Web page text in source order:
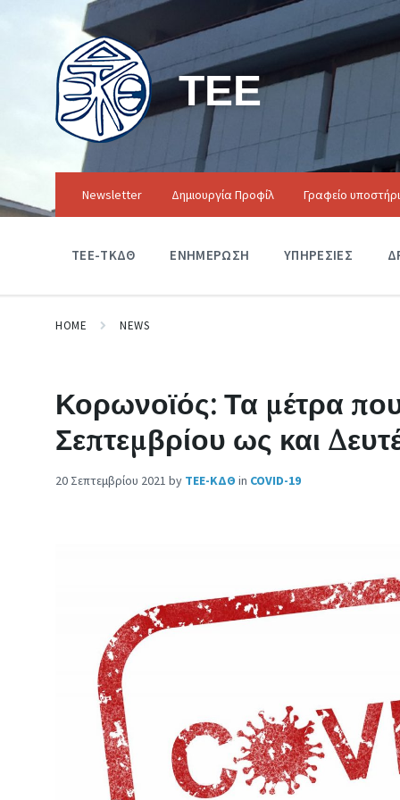
ΤΕΕ
Newsletter Δημιουργία Προφίλ Γραφείο
ΤΕΕ-ΤΚΔΘ ΕΝΗΜΕΡΩΣΗ ΥΠΗΡΕΣΙΕΣ
HOME NEWS
Κορωνοϊός: Τα μέτρα
Σεπτεμβρίου ως και
20 Σεπτεμβρίου 2021 by ΤΕΕ-ΚΔΘ in COVID-19